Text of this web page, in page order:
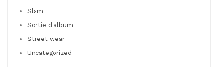
Slam
Sortie d'album
Street wear
Uncategorized